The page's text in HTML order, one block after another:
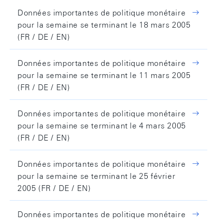
Données importantes de politique monétaire
pour la semaine se terminant le 18 mars 2005
(FR / DE / EN)
Données importantes de politique monétaire
pour la semaine se terminant le 11 mars 2005
(FR / DE / EN)
Données importantes de politique monétaire
pour la semaine se terminant le 4 mars 2005
(FR / DE / EN)
Données importantes de politique monétaire
pour la semaine se terminant le 25 février
2005 (FR / DE / EN)
Données importantes de politique monétaire